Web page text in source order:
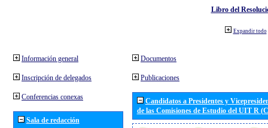
Libro del
Expandir todo
Información general
Inscripción de delegados
Conferencias conexas
Sala de redacción
Documentos
Publicaciones
Candidatos a Presidentes y
de las Comisiones de Estudio del UIT R